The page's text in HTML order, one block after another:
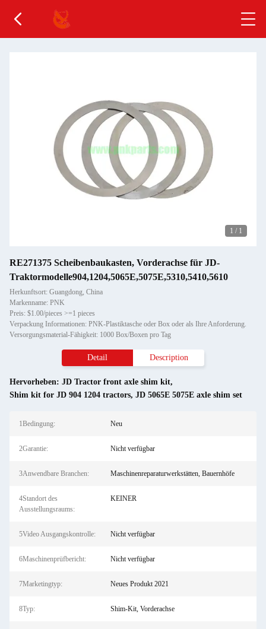
1 / 1
RE271375 Scheibenbaukasten, Vorderachse für JD-
Traktormodelle904,1204,5065E,5075E,5310,5410,5610
Herkunftsort: Guangdong, China
Markenname: PNK
Preis: $1.00/pieces >=1 pieces
Verpackung Informationen: PNK-Plastiktasche oder Box oder als Ihre Anforderung.
Versorgungsmaterial-Fähigkeit: 1000 Box/Boxen pro Tag
Detail Description
Hervorheben: JD Tractor front axle shim kit,
Shim kit for JD 904 1204 tractors, JD 5065E 5075E axle shim set
1Bedingung: Neu
2Garantie: Nicht verfügbar
3Anwendbare Branchen: Maschinenreparaturwerkstätten, Bauernhöfe
4Standort des
Ausstellungsraums:
KEINER
5Video Ausgangskontrolle: Nicht verfügbar
6Maschinenprüfbericht: Nicht verfügbar
7Marketingtyp: Neues Produkt 2021
8Typ: Shim-Kit, Vorderachse